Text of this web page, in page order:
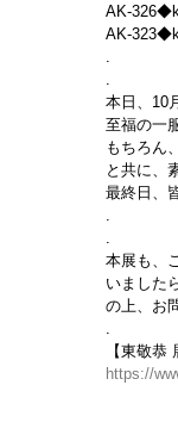
AK-
AK-
.
.
本日、10
至福の一
もちろん
と共に、
最終日、
.
.
本展も、
いました
の上、お
.
【東敬
https://